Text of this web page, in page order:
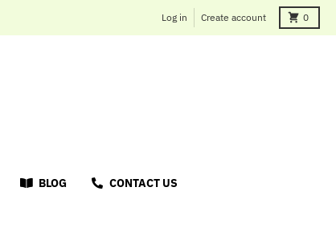
Log in Create account 0
Cart
BLOG CONTACT US